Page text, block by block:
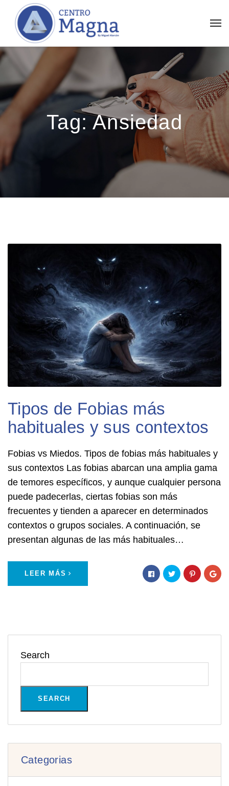
Tag:Ansiedad
Tipos de Fobias más
habituales y sus contextos
Fobias vs Miedos. Tipos de fobias más habituales y
sus contextos Las fobias abarcan una amplia gama
de temores específicos, y aunque cualquier persona
puede padecerlas, ciertas fobias son más
frecuentes y tienden a aparecer en determinados
contextos o grupos sociales. A continuación, se
presentan algunas de las más habituales…
LEER MÁS
Search
SEARCH
Categorias